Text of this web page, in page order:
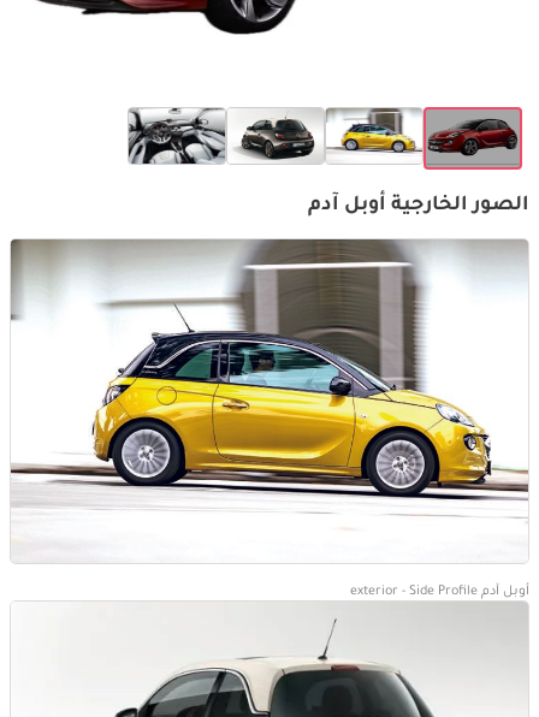
الصور الخارجية أوبل آدم
أوبل آدم exterior - Side Profile